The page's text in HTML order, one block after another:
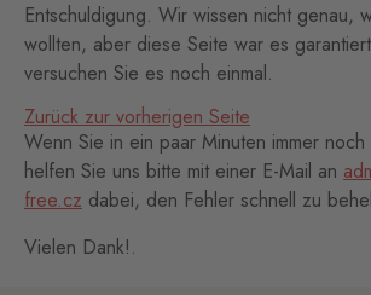
Entschuldigung. Wir wissen nicht genau,
wollten, aber diese Seite war es
versuchen Sie es noch einmal.
Zurück zur vorherigen Seite
Wenn Sie in ein paar Minuten immer
helfen Sie uns bitte mit einer E-Mail an
free.cz dabei, den Fehler schnell zu
Vielen Dank!.